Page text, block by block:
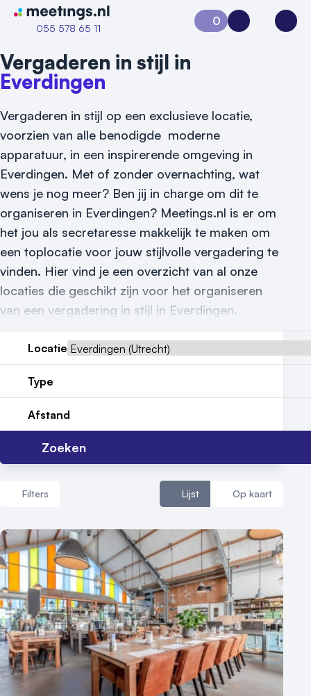
Naar home van Meetings
055 578 65 11
Vraag locatie aan
Locatiegids
Meld locatie aan
Nieuws
Reviews (5⭐️)
Contact
0
Aanvraag 0Inloggen
Vergaderen in stijl in
Everdingen
Vergaderen in stijl op een exclusieve locatie,
voorzien van alle benodigde moderne
apparatuur, in een inspirerende omgeving in
Everdingen. Met of zonder overnachting, wat
wens je nog meer? Ben jij in charge om dit te
organiseren in Everdingen? Meetings.nl is er om
het jou als secretaresse makkelijk te maken om
een toplocatie voor jouw stijlvolle vergadering te
vinden. Hier vind je een overzicht van al onze
locaties die geschikt zijn voor het organiseren
van een vergadering in stijl in Everdingen.
Locatie
Type
Afstand
Zoeken
Filters Lijst Op kaart
Aantal zalen
1 - 5 zalen
6 - 10 zalen
10 of meer zalen
Aantal personen
1 - 50 personen
50 - 100 personen